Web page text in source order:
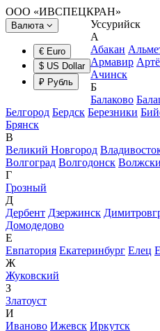
ООО «ИВСПЕЦКРАН»
Валюта
€ Euro
$ US Dollar
₽ Рубль
Уссурийск
А
Абакан
Армавир
Ачинск
Б
Балаково
Белгород Бердск Березники
Брянск
В
Великий Новгород
Волгоград Волгодонск
Г
Грозный
Д
Дербент Дзержинск
Домодедово
Е
Евпатория Екатеринбург Елец
Ж
Жуковский
З
Златоуст
И
Иваново Ижевск Иркутск